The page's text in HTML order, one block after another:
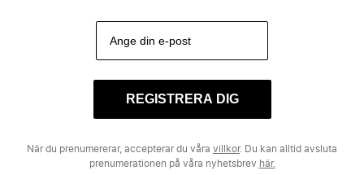
REGISTRERA DIG
När du prenumererar, accepterar du våra villkor. Du kan alltid avsluta
prenumerationen på våra nyhetsbrev här.